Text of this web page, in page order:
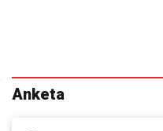
Anketa